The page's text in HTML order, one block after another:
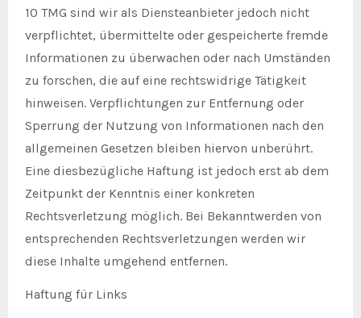
10 TMG sind wir als Diensteanbieter jedoch nicht
verpflichtet, übermittelte oder gespeicherte fremde
Informationen zu überwachen oder nach Umständen
zu forschen, die auf eine rechtswidrige Tätigkeit
hinweisen. Verpflichtungen zur Entfernung oder
Sperrung der Nutzung von Informationen nach den
allgemeinen Gesetzen bleiben hiervon unberührt.
Eine diesbezügliche Haftung ist jedoch erst ab dem
Zeitpunkt der Kenntnis einer konkreten
Rechtsverletzung möglich. Bei Bekanntwerden von
entsprechenden Rechtsverletzungen werden wir
diese Inhalte umgehend entfernen.
Haftung für Links